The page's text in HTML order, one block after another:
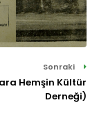
Sonraki
Hemşin Kültür
Derneği)